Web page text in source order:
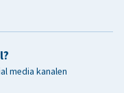
media kanalen